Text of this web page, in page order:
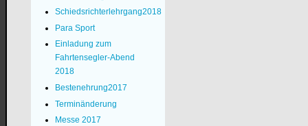
Schiedsrichterlehrgang2018
Para Sport
Einladung zum
Fahrtensegler-Abend
2018
Bestenehrung2017
Terminänderung
Messe 2017